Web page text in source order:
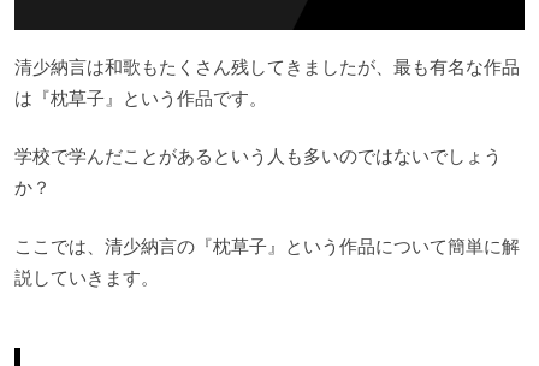
清少納言は和歌もたくさん残してきましたが、最も有名な作品
は『枕草子』という作品です。
学校で学んだことがあるという人も多いのではないでしょう
か？
ここでは、清少納言の『枕草子』という作品について簡単に解
説していきます。